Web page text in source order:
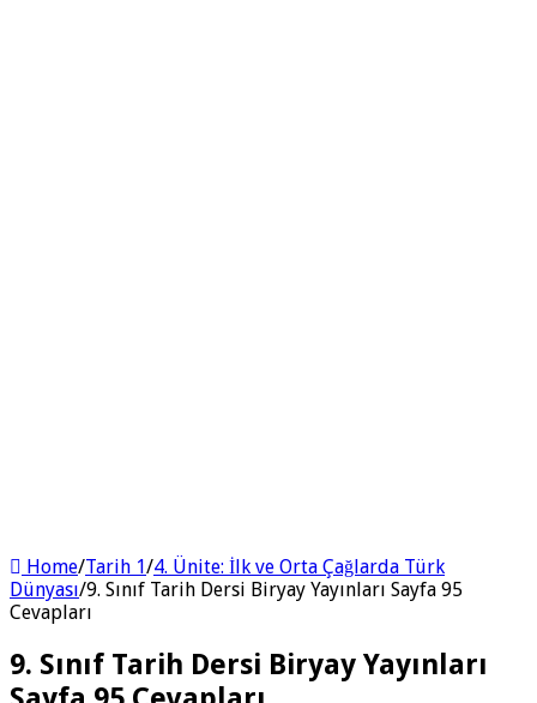
Home/Tarih 1/4. Ünite: İlk ve Orta Çağlarda Türk
Dünyası/9. Sınıf Tarih Dersi Biryay Yayınları Sayfa 95
Cevapları
9. Sınıf Tarih Dersi Biryay Yayınları